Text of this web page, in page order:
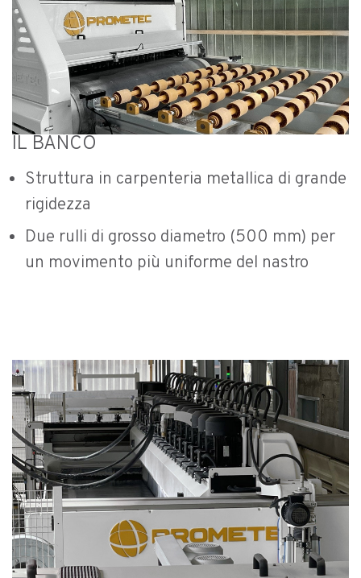
IL BANCO
Struttura in carpenteria metallica di grande
rigidezza
Due rulli di grosso diametro (500 mm) per
un movimento più uniforme del nastro